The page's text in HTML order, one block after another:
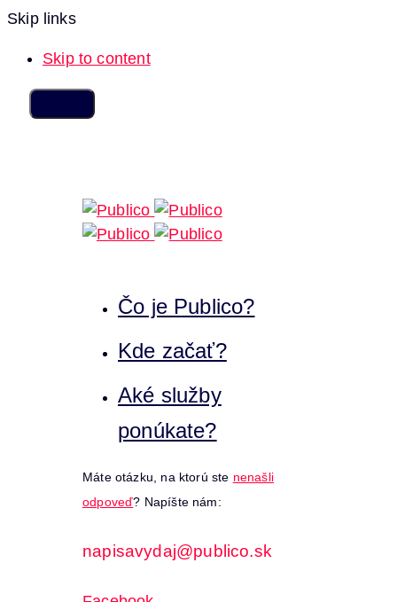
Skip links
Skip to content
Čo je Publico?
Kde začať?
Aké služby
ponúkate?
Máte otázku, na ktorú ste nenašli
odpoveď? Napíšte nám:
napisavydaj@publico.sk